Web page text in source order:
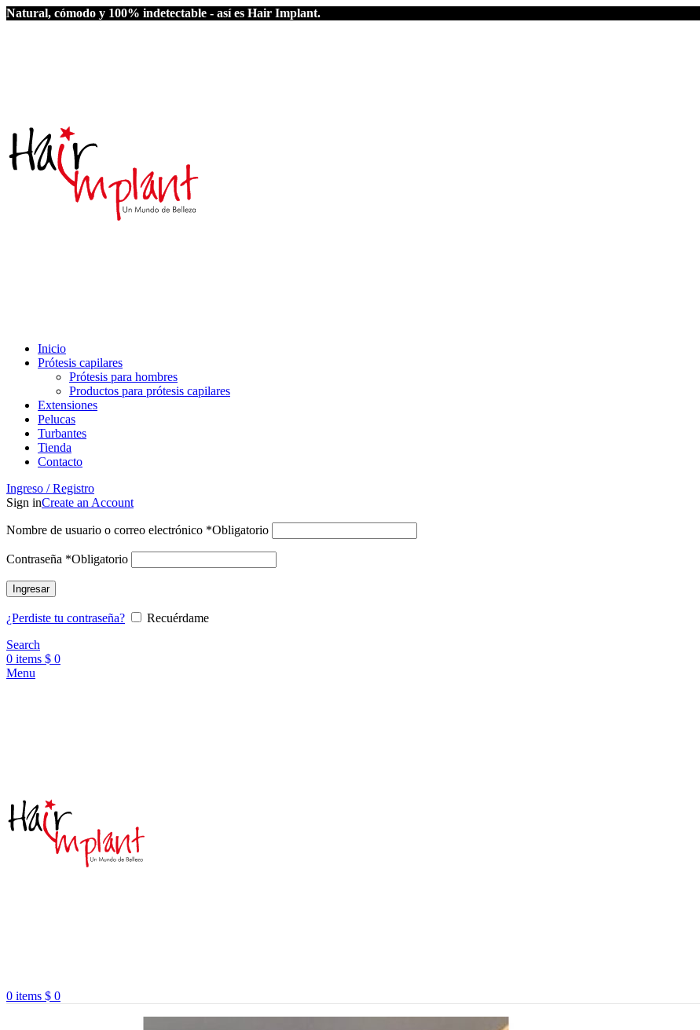
Natural, cómodo y 100% indetectable - así es Hair Implant.
Inicio
Prótesis capilares
Prótesis para hombres
Productos para prótesis capilares
Extensiones
Pelucas
Turbantes
Tienda
Contacto
Ingreso / Registro
Sign inCreate an Account
Nombre de usuario o correo electrónico *Obligatorio
Contraseña *Obligatorio
Ingresar
¿Perdiste tu contraseña?
Recuérdame
Search
0 items $ 0
Menu
0 items $ 0